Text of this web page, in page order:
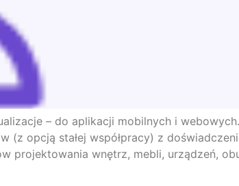
– do aplikacji mobilnych i
(z opcją stałej współpracy) z
projektowania wnętrz, mebli, urządzeń,